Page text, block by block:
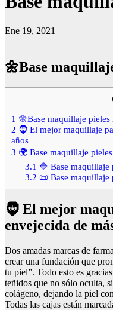
Ene 19, 2021
🌼Base
1 🌼Base maquillaje pieles
2 🧔 El mejor maquillaje
años
3 🌍 Base maquillaje
3.1 🔷 Base maquillaje
3.2 📜 Base maquillaje
🧔 El mejor
envejecida de
Dos amadas marcas de
crear una fundación que
tu piel”. Todo esto es
teñidos que no sólo oculta,
colágeno, dejando la piel
Todas las cajas están